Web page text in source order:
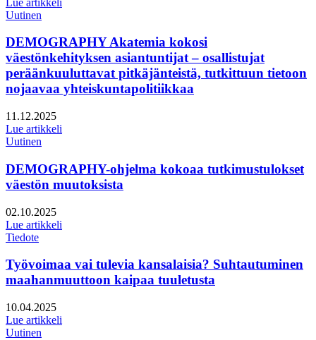
Uutinen
DEMOGRAPHY Akatemia kokosi
väestönkehityksen asiantuntijat – osallistujat
peräänkuuluttavat pitkäjänteistä, tutkittuun tietoon
nojaavaa yhteiskuntapolitiikkaa
Julkaistu:
11.12.2025
Lue artikkeli
Uutinen
DEMOGRAPHY-ohjelma kokoaa tutkimustulokset
väestön muutoksista
Julkaistu:
02.10.2025
Lue artikkeli
Tiedote
Työvoimaa vai tulevia kansalaisia? Suhtautuminen
maahanmuuttoon kaipaa tuuletusta
Julkaistu:
10.04.2025
Lue artikkeli
Uutinen